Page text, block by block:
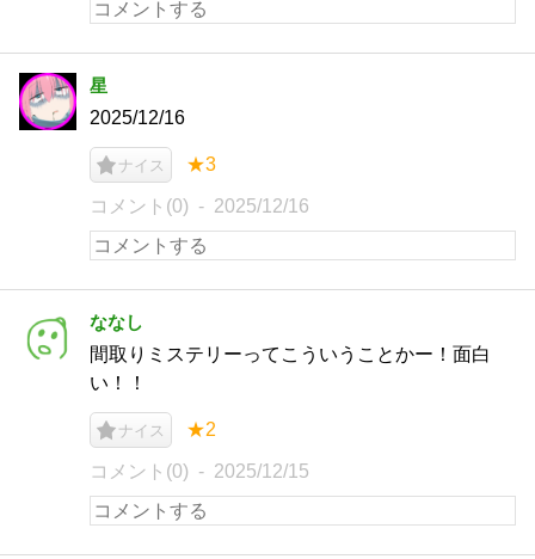
星
2025/12/16
ナイス ★3
コメント(0) 2025/12/16
ななし
間取りミステリーってこういうことかー！面白
い！！
ナイス ★2
コメント(0) 2025/12/15